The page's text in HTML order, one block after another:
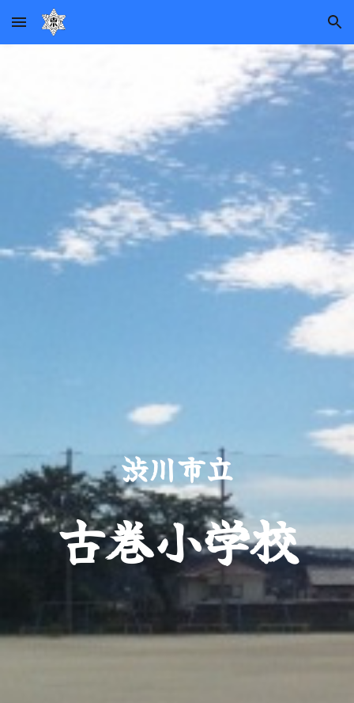
Skip to main content Skip to navigation
渋川市立
古巻小学校